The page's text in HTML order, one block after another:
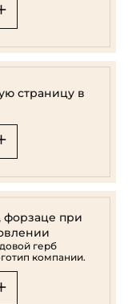
страницу в
форзаце при
герб
компании.